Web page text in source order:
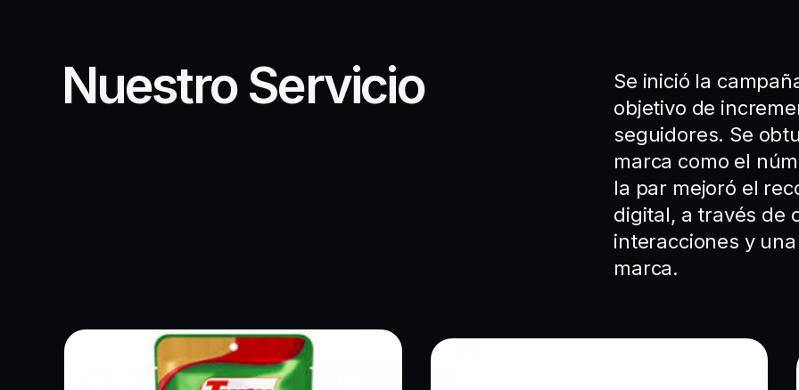
Nuestro Servicio
Se inició la
objetivo de
seguidores. Se
marca como el
la par mejoró el
digital, a través de
interacciones y
marca.